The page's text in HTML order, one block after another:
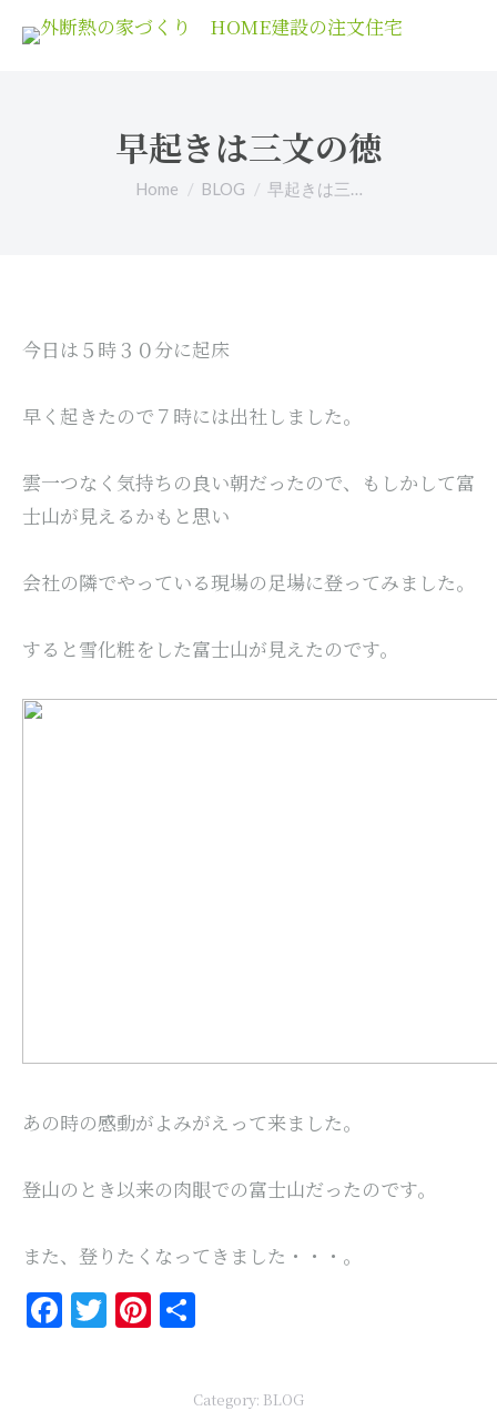
早起きは三文の徳
You are here:
Home BLOG 早起きは三…
今日は５時３０分に起床
早く起きたので７時には出社しました。
雲一つなく気持ちの良い朝だったので、もしかして富
士山が見えるかもと思い
会社の隣でやっている現場の足場に登ってみました。
すると雪化粧をした富士山が見えたのです。
あの時の感動がよみがえって来ました。
登山のとき以来の肉眼での富士山だったのです。
また、登りたくなってきました・・・。
Facebook
Twitter
Pinterest
Category: BLOG